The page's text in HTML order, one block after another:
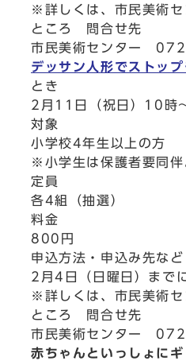
※詳しくは、市民美術セ
ところ 問合せ先
市民美術センター
デッサン人形でストッ
とき
2月11日（祝日）10時
対象
小学校4年生以上の方
※小学生は保護者要同伴
定員
各4組（抽選）
料金
800円
申込方法・申込み先など
2月4日（日曜日）まで
※詳しくは、市民美術セ
ところ 問合せ先
市民美術センター
赤ちゃんといっしょに